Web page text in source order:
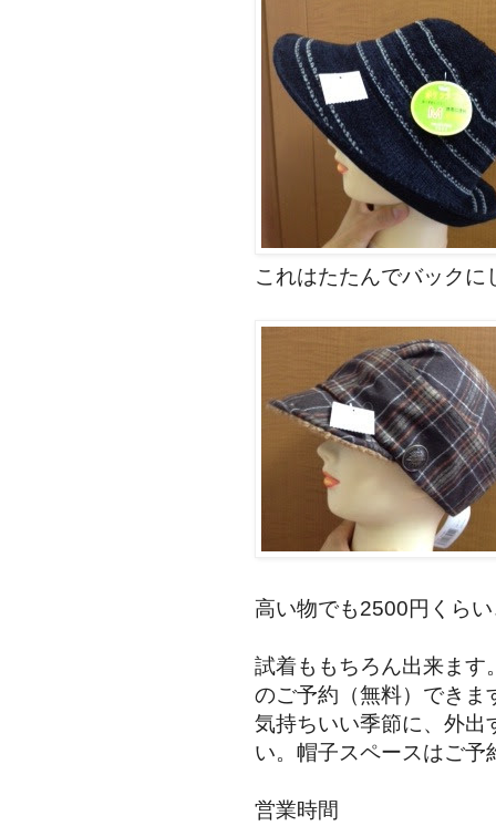
これはたたんでバック
高い物でも2500円くら
試着ももちろん出来ます
のご予約（無料）できま
気持ちいい季節に、外出
い。帽子スペースはご予
営業時間